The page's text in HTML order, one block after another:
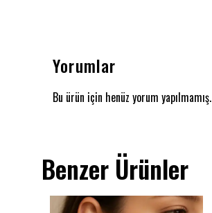
Yorumlar
Bu ürün için henüz yorum yapılmamış.
Benzer Ürünler